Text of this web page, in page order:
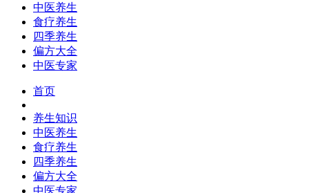
中医养生
食疗养生
四季养生
偏方大全
中医专家
首页
养生知识
中医养生
食疗养生
四季养生
偏方大全
中医专家